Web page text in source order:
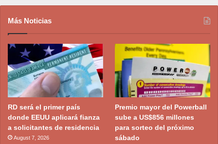
Más Noticias
RD será el primer país
donde EEUU aplicará fianza
a solicitantes de residencia
August 7, 2026
Premio mayor del Powerball
sube a US$856 millones
para sorteo del próximo
sábado